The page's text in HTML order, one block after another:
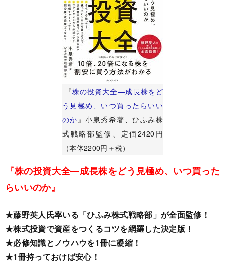
『株の投資大全―成長株をど
う見極め、いつ買ったらいい
のか』小泉秀希著、ひふみ株
式戦略部監修、定価2420円
（本体2200円＋税）
『株の投資大全―成長株をどう見極め、いつ買った
らいいのか』
★藤野英人氏率いる「ひふみ株式戦略部」が全面監修！
★株式投資で資産をつくるコツを網羅した決定版！
★必修知識とノウハウを1冊に凝縮！
★1冊持っておけば安心！